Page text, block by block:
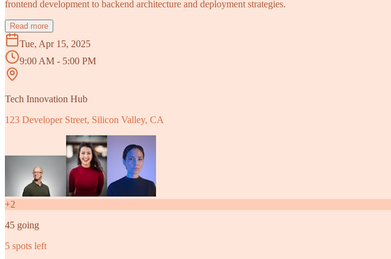
frontend development to backend architecture and deployment strategies.
Read more
Tue, Apr 15, 2025
9:00 AM - 5:00 PM
Tech Innovation Hub
123 Developer Street, Silicon Valley, CA
+2
45 going
5 spots left